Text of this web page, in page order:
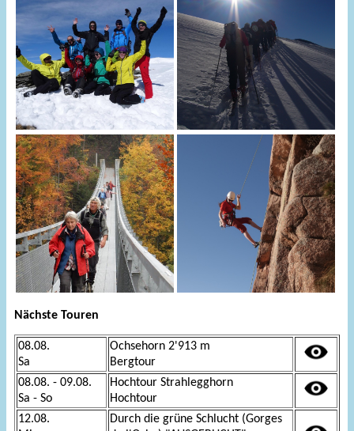
Nächste Touren
08.08.
Sa
Ochsehorn 2'913 m
Bergtour
08.08. - 09.08.
Sa - So
Hochtour Strahlegghorn
Hochtour
12.08.
Durch die grüne Schlucht (Gorges